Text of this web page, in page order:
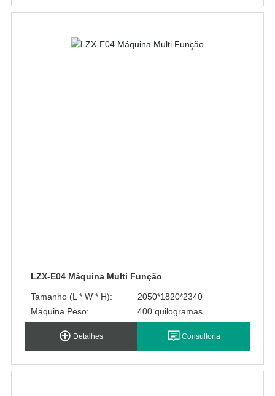
LZX-E04 Máquina Multi Função
Tamanho (L * W * H):
2050*1820*2340
Máquina Peso:
400 quilogramas
Detalhes Consultoria